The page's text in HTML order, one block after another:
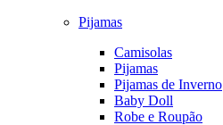
Pijamas
Camisolas
Pijamas
Pijamas de Inverno
Baby Doll
Robe e Roupão